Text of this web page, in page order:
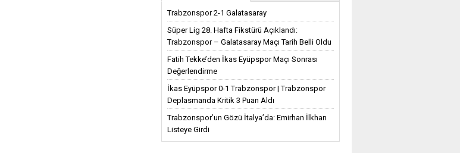
Trabzonspor 2-1 Galatasaray
Süper Lig 28. Hafta Fikstürü Açıklandı:
Trabzonspor – Galatasaray Maçı Tarih Belli Oldu
Fatih Tekke’den İkas Eyüpspor Maçı Sonrası
Değerlendirme
İkas Eyüpspor 0-1 Trabzonspor | Trabzonspor
Deplasmanda Kritik 3 Puan Aldı
Trabzonspor’un Gözü İtalya’da: Emirhan İlkhan
Listeye Girdi